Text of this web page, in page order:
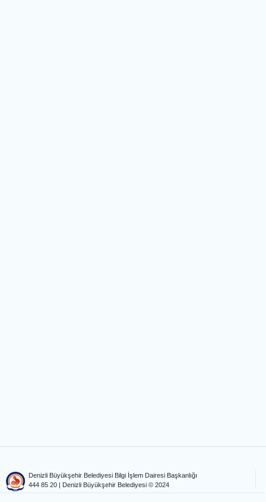
Denizli Büyükşehir Belediyesi Bilgi İşlem Dairesi Başkanlığı
444 85 20
| Denizli Büyükşehir Belediyesi © 2024